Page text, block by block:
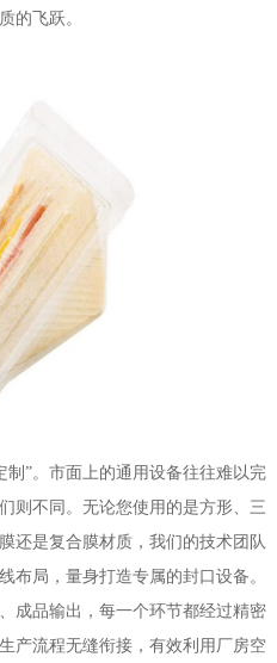
的飞跃。
制”。市面上的通用设备往往难以完
则不同。无论您使用的是方形、三
还是复合膜材质，我们的技术团队
布局，量身打造专属的封口设备。
成品输出，每一个环节都经过精密
产流程无缝衔接， 有效利用厂房空